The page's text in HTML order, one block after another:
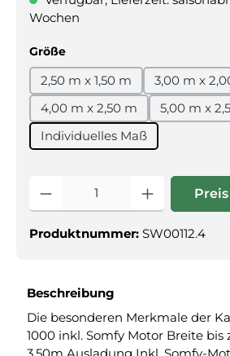
Wochen
Größeauswählen
2,50 m x 1,50 m
3,00 m x
4,00 m x 2,50 m
5,00 m x
Individuelles Maß
Produkt
Produktnummer: SW00112.4
Beschreibung
Die besonderen Merkmale der
1000 inkl. Somfy Motor Breite bis